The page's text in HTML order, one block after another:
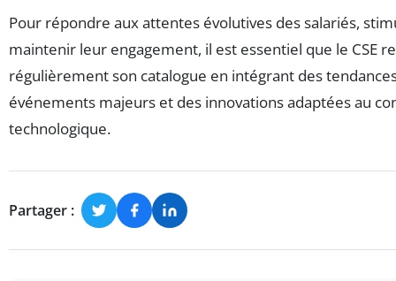
Pour répondre aux attentes évolutives des salariés,
maintenir leur engagement, il est essentiel que le CSE
régulièrement son catalogue en intégrant des
événements majeurs et des innovations adaptées au
technologique.
Partager :